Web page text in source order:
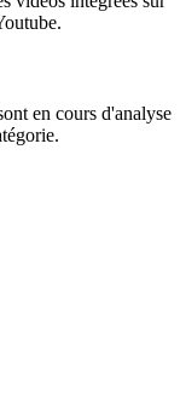
en cours d'analyse